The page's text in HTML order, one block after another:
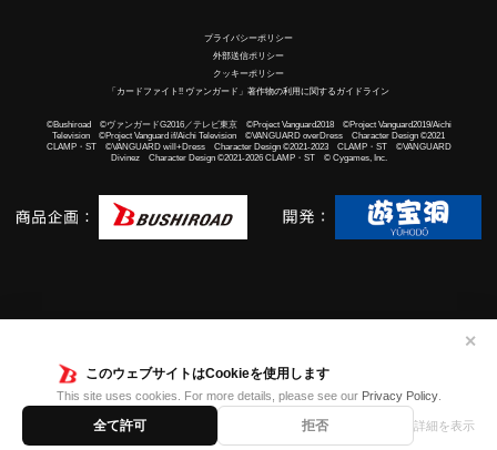
このウェブサイトはCookieを使用します
This site uses cookies. For more details, please see our Privacy Policy.
全て許可 拒否 詳細を表示
✕
プライバシーポリシー
外部送信ポリシー
クッキーポリシー
「カードファイト!! ヴァンガード」著作物の利用に関するガイドライン
©Bushiroad ©ヴァンガードG2016／テレビ東京 ©Project Vanguard2018 ©Project Vanguard2019/Aichi
Television ©Project Vanguard if/Aichi Television ©VANGUARD overDress Character Design ©2021
CLAMP・ST ©VANGUARD will+Dress Character Design ©2021-2023 CLAMP・ST ©VANGUARD
Divinez Character Design ©2021-2026 CLAMP・ST © Cygames, Inc.